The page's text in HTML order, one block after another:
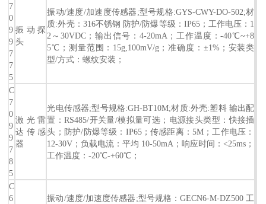
7
0
9
9
7
7
5
振动探
头
振动/速度/加速度传感器;型号规格:GYS-CWY-DO-502;材
质:外壳：316不锈钢 防护/防爆等级：IP65；工作电压：1
2～30VDC；输出信号：4-20mA；工作温度：-40℃~+8
5℃；测量范围：15g,100mV/g；准确度：±1%；安装类
型/方式：螺纹安装；
C
7
0
9
9
7
8
5
激光雷
达传感
器
光电传感器;型号规格:GH-BT10M;材质:外壳:塑料 输出配
置：RS485/开关量/模拟量可选；电源接头类型：快接插
头；防护/防爆等级：IP65；传感距离：5M；工作电压：
12-30V；负载电流：平均 10-50mA；响应时间：<25ms；
工作温度：-20℃-+60℃；
C
6
振动/速度/加速度传感器;型号规格：GECN6-M-DZ500 工